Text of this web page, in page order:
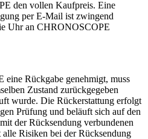
den vollen Kaufpreis. Eine
per E-Mail ist zwingend
Uhr an CHRONOSCOPE
Rückgabe genehmigt, muss
Zustand zurückgegeben
wurde. Die Rückerstattung erfolgt
Prüfung und beläuft sich auf den
der Rücksendung verbundenen
Risiken bei der Rücksendung